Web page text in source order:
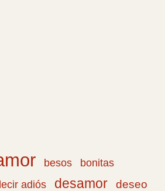
besos
bonitas
adiós desamor deseo